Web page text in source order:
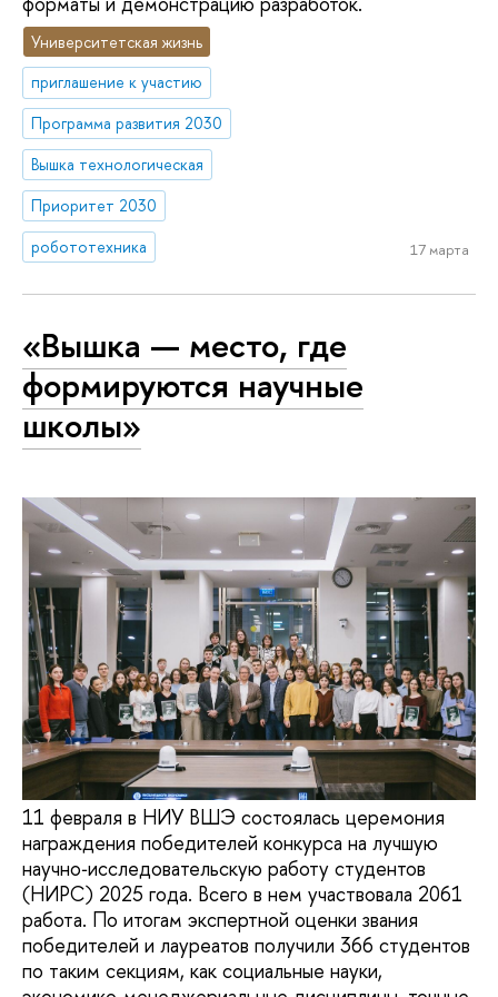
Университетская жизнь
приглашение к участию
Программа развития 2030
Вышка технологическая
Приоритет 2030
робототехника
17 марта
«Вышка — место, где
формируются научные
школы»
11 февраля в НИУ ВШЭ состоялась церемония
награждения победителей конкурса на лучшую
научно‑исследовательскую работу студентов
(НИРС) 2025 года. Всего в нем участвовала 2061
работа. По итогам экспертной оценки звания
победителей и лауреатов получили 366 студентов
по таким секциям, как социальные науки,